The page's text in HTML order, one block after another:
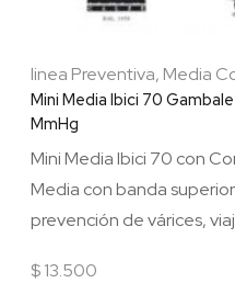
linea Preventiva, Media
Mini Media Ibici 70
MmHg
Mini Media Ibici 70 con
Media con banda
prevención de várices,
$13.500